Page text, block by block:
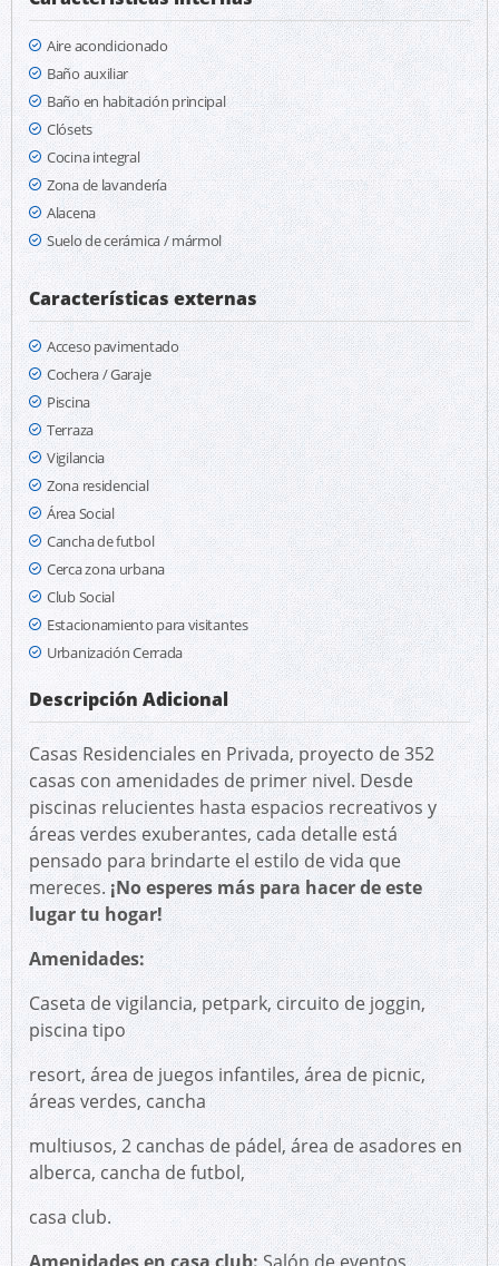
Aire acondicionado
Baño auxiliar
Baño en habitación principal
Clósets
Cocina integral
Zona de lavandería
Alacena
Suelo de cerámica / mármol
Características externas
Acceso pavimentado
Cochera / Garaje
Piscina
Terraza
Vigilancia
Zona residencial
Área Social
Cancha de futbol
Cerca zona urbana
Club Social
Estacionamiento para visitantes
Urbanización Cerrada
Descripción Adicional
Casas Residenciales en Privada, proyecto de 352
casas con amenidades de primer nivel. Desde
piscinas relucientes hasta espacios recreativos y
áreas verdes exuberantes, cada detalle está
pensado para brindarte el estilo de vida que
mereces.¡No esperes más para hacer de este
lugar tu hogar!
Amenidades:
Caseta de vigilancia, petpark, circuito de joggin,
piscina tipo
resort, área de juegos infantiles, área de picnic,
áreas verdes, cancha
multiusos, 2 canchas de pádel, área de asadores en
alberca, cancha de futbol,
casa club.